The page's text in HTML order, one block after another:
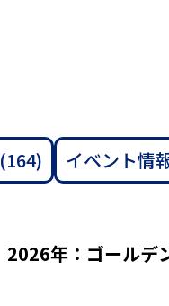
(164) イベント情
2026年：ゴールデ